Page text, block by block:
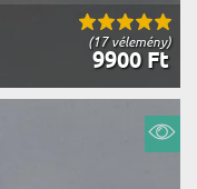
(17 vélemény)
9900 Ft